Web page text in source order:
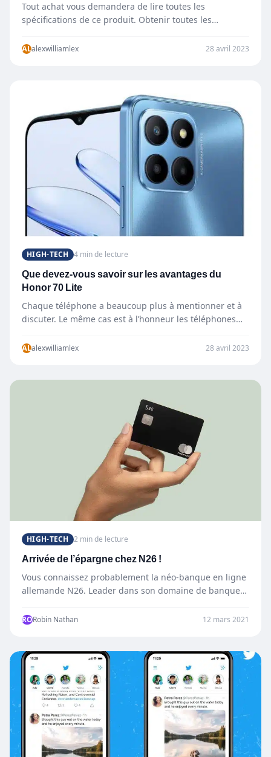
Tout achat vous demandera de lire toutes les
spécifications de ce produit. Obtenir toutes les
ALalexwilliamlex 28 avril 2023
HIGH-TECH 4 min de lecture
Que devez-vous savoir sur les avantages du
Honor 70 Lite
Chaque téléphone a beaucoup plus à mentionner et à
discuter. Le même cas est à l’honneur les téléphones…
ALalexwilliamlex 28 avril 2023
HIGH-TECH 2 min de lecture
Arrivée de l’épargne chez N26 !
Vous connaissez probablement la néo-banque en ligne
allemande N26. Leader dans son domaine de banque
RORobin Nathan 12 mars 2021